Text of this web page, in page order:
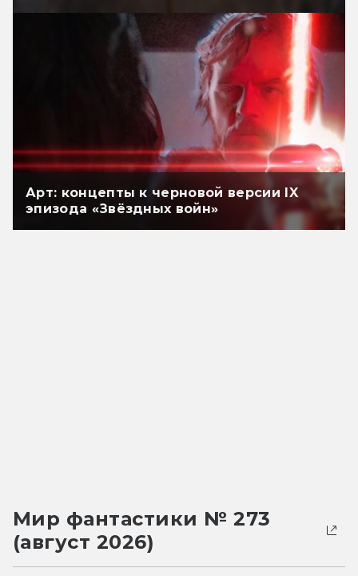
Арт: концепты к черновой версии IX
эпизода «Звёздных войн»
Мир фантастики № 273
(август 2026)